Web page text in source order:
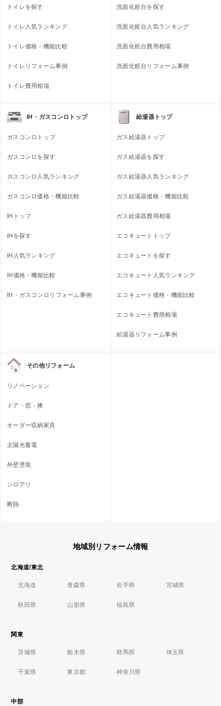
トイレを探す
トイレ人気ランキング
トイレ価格・機能比較
トイレリフォーム事例
トイレ費用相場
洗面化粧台を探す
洗面化粧台人気ランキング
洗面化粧台費用相場
洗面化粧台リフォーム事例
IH・ガスコンロトップ
ガスコンロトップ
ガスコンロを探す
ガスコンロ人気ランキング
ガスコンロ価格・機能比較
IHトップ
IHを探す
IH人気ランキング
IH価格・機能比較
IH・ガスコンロリフォーム事例
給湯器トップ
ガス給湯器トップ
ガス給湯器を探す
ガス給湯器人気ランキング
ガス給湯器価格・機能比較
ガス給湯器費用相場
エコキュートトップ
エコキュートを探す
エコキュート人気ランキング
エコキュート価格・機能比較
エコキュート費用相場
給湯器リフォーム事例
その他リフォーム
リノベーション
ドア・窓・襖
オーダー収納家具
太陽光蓄電
外壁塗装
シロアリ
断熱
地域別リフォーム情報
北海道/東北
北海道 青森県 岩手県 宮城県
秋田県 山形県 福島県
関東
茨城県 栃木県 群馬県 埼玉県
千葉県 東京都 神奈川県
中部